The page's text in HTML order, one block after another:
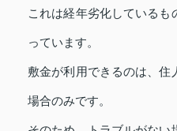
これは経年劣化しているも
っています。
敷金が利用できるのは、住
場合のみです。